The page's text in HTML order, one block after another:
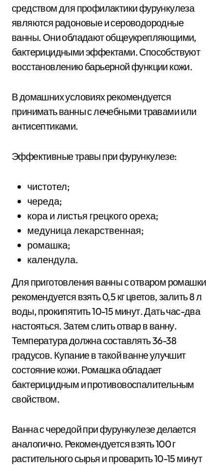
средством для профилактики фурункулеза
являются радоновые и сероводородные
ванны. Они обладают общеукрепляющими,
бактерицидными эффектами. Способствуют
восстановлению барьерной функции кожи.
В домашних условиях рекомендуется
принимать ванны с лечебными травами или
антисептиками.
Эффективные травы при фурункулезе:
чистотел;
череда;
кора и листья грецкого ореха;
медуница лекарственная;
ромашка;
календула.
Для приготовления ванны с отваром ромашки
рекомендуется взять 0,5 кг цветов, залить 8 л
воды, прокипятить 10-15 минут. Дать час-два
настояться. Затем слить отвар в ванну.
Температура должна составлять 36-38
градусов. Купание в такой ванне улучшит
состояние кожи. Ромашка обладает
бактерицидным и противовоспалительным
свойством.
Ванна с чередой при фурункулезе делается
аналогично. Рекомендуется взять 100 г
растительного сырья и проварить 10-15 минут